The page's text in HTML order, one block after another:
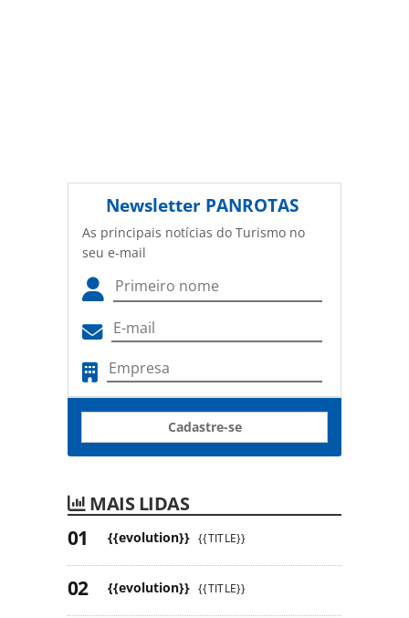
Newsletter PANROTAS
As principais notícias do Turismo no
seu e-mail
Cadastre-se
MAIS LIDAS
{{evolution}} {{TITLE}}
{{evolution}} {{TITLE}}